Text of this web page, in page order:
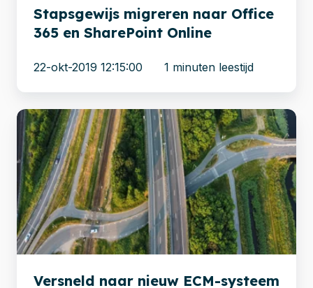
Stapsgewijs migreren naar Office
365 en SharePoint Online
22-okt-2019 12:15:00 1 minuten leestijd
Versneld
naar
nieuw
ECM-
systeem
met
gecontroleerde
migratie
Versneld naar nieuw ECM-systeem